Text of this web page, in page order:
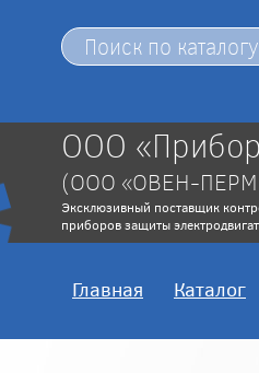
ООО
(ООО «ОВЕН-
Эксклюзивный поставщик
приборов защиты
Главная Каталог